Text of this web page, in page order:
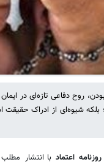
روح دفاعی تازه‌ای در
شیوه‌ای از ادراک حقیقت
اعتماد با انتشار